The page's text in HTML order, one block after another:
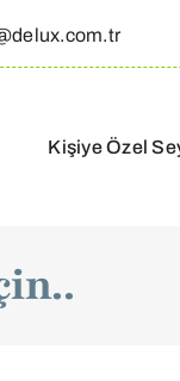
Kişiye Özel